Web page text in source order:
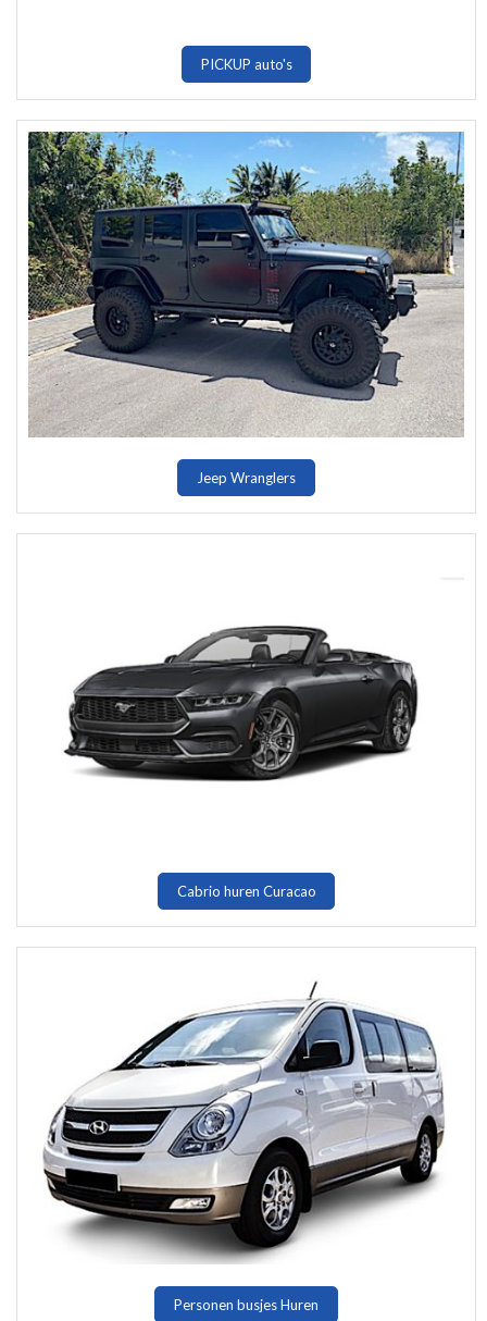
PICKUP auto's
Jeep Wranglers
Cabrio huren Curacao
Personen busjes Huren